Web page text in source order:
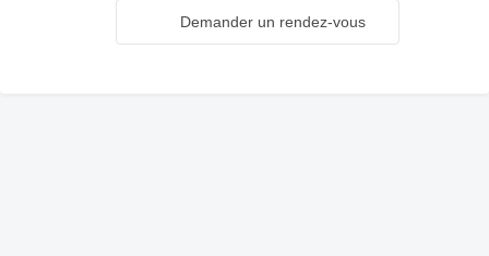
Demander un rendez-vous